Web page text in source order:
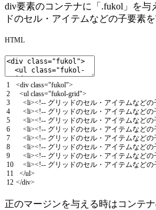
div要素のコンテナに「.fukol」を与
ドのセル・アイテムなどの子要素を
HTML
1
2
3
4
5
6
7
8
9
10
11
12
<div class="fukol">
<ul class="fukol-grid">
<li><!-- グリッドのセル・アイテムなどの
<li><!-- グリッドのセル・アイテムなどの
<li><!-- グリッドのセル・アイテムなどの
<li><!-- グリッドのセル・アイテムなどの
<li><!-- グリッドのセル・アイテムなどの
<li><!-- グリッドのセル・アイテムなどの
<li><!-- グリッドのセル・アイテムなどの
<li><!-- グリッドのセル・アイテムなどの
</ul>
</div>
正のマージンを与える時はコンテナ